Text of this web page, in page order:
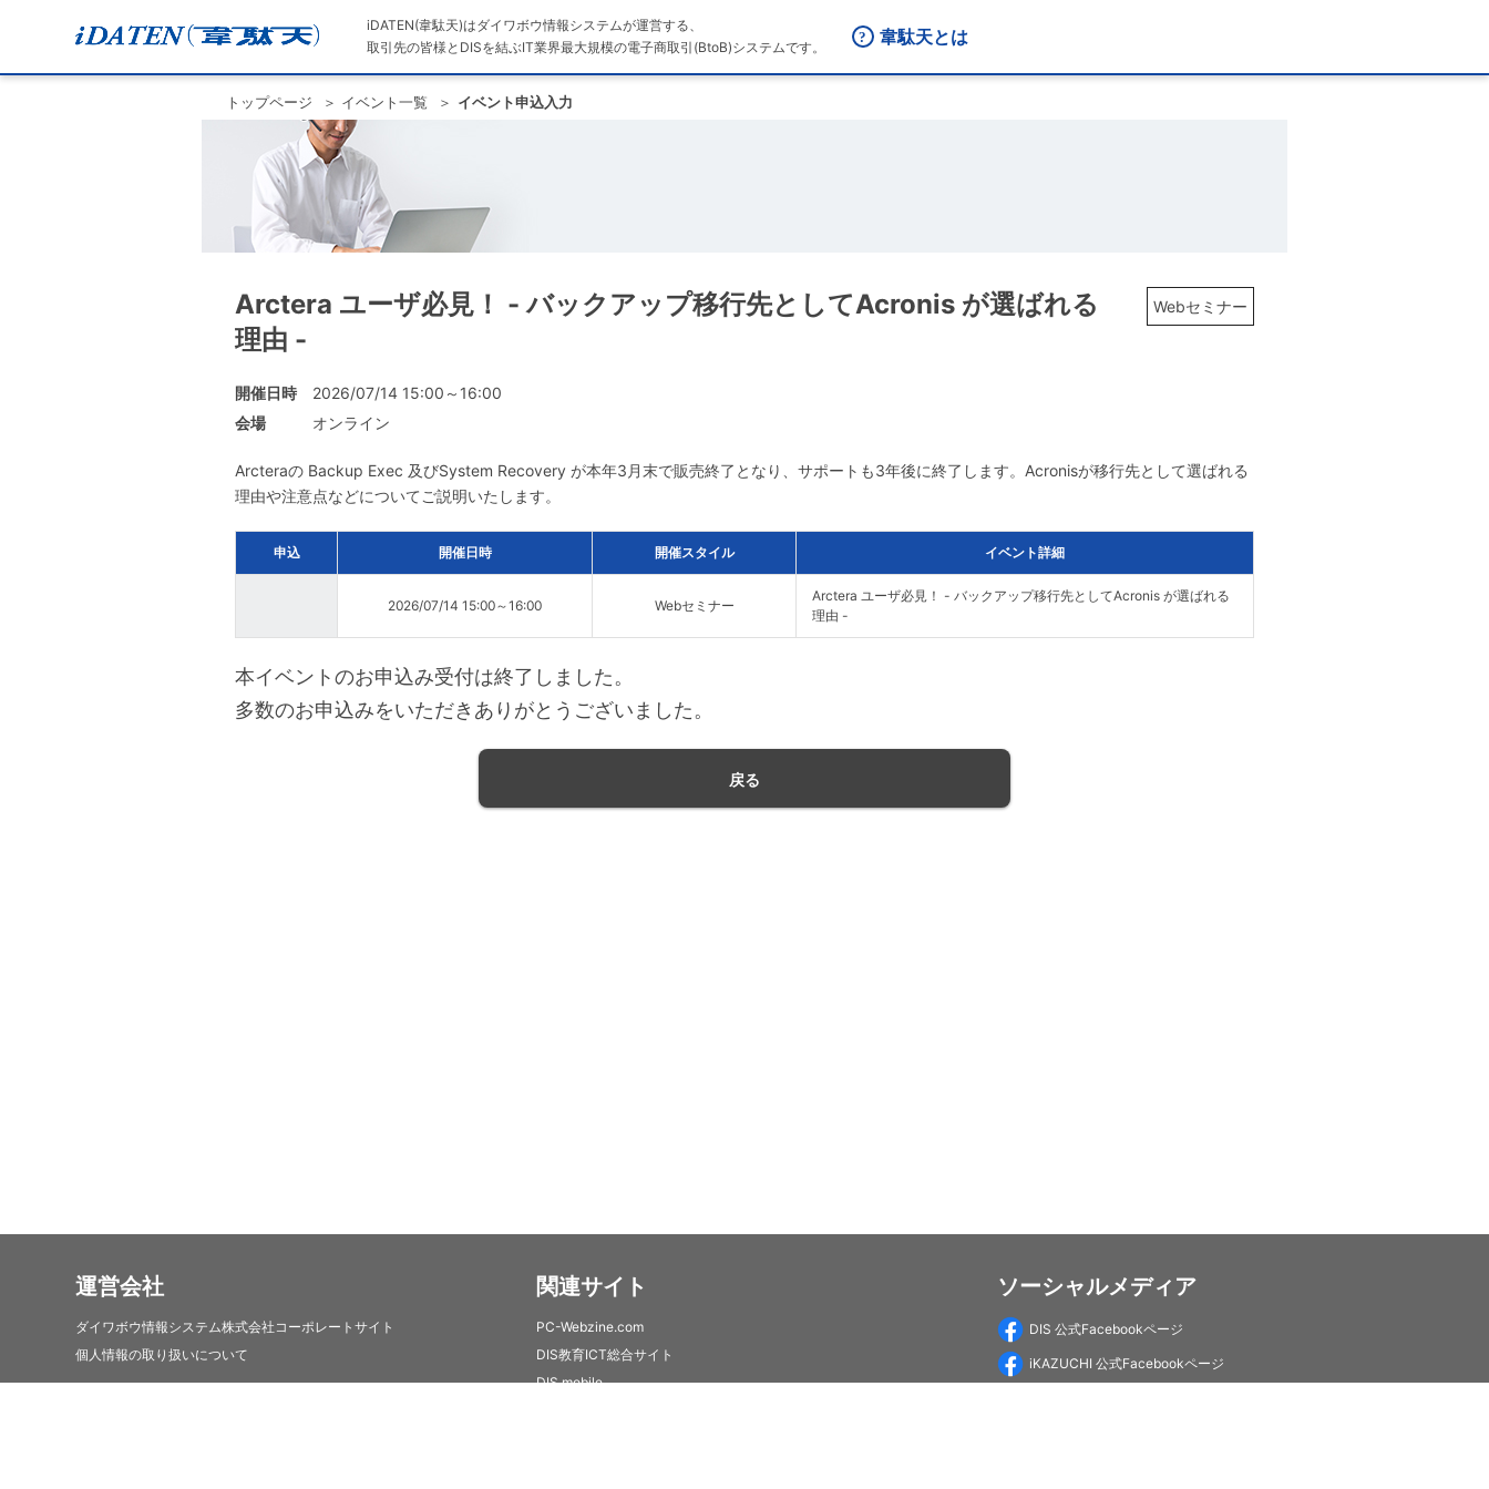
iDATEN(韋駄天)はダイワボウ情報システムが運営する、
取引先の皆様とDISを結ぶIT業界最大規模の電子商取引(BtoB)システムです。
韋駄天とは
トップページ イベント一覧 イベント申込入力
Webセミナー
Arctera ユーザ必見！ - バックアップ移行先としてAcronis が選ばれる
理由 -
開催日時
2026/07/14 15:00～16:00
会場
オンライン
Arcteraの Backup Exec 及びSystem Recovery が本年3月末で販売終了となり、サポートも3年後に終了します。Acronisが移行先として選ばれる
理由や注意点などについてご説明いたします。
申込 開催日時 開催スタイル イベント詳細
2026/07/14 15:00～16:00 Webセミナー
Arctera ユーザ必見！ - バックアップ移行先としてAcronis が選ばれる
理由 -
本イベントのお申込み受付は終了しました。
多数のお申込みをいただきありがとうございました。
戻る
運営会社
ダイワボウ情報システム株式会社コーポレートサイト
個人情報の取り扱いについて
関連サイト
PC-Webzine.com
DIS教育ICT総合サイト
DIS mobile
ソーシャルメディア
DIS 公式Facebookページ
iKAZUCHI 公式Facebookページ